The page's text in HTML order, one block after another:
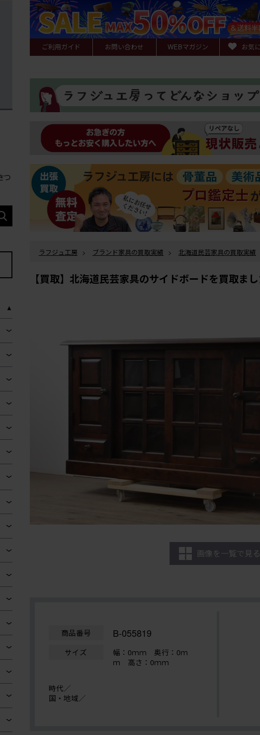
ご利用ガイド お問い合わせ WEBマガジン お気
ラフジュ工房 > ブランド家具の買取実績 >
北海道民芸家具の買取実績
【買取】北海道民芸家具のサイドボードを買取ま
画像を一覧で見る
商品番号 B-055819
サイズ 幅：0ｍｍ 奥行：0ｍ
ｍ 高さ：0ｍｍ
時代／
国・地域／